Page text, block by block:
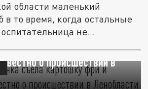
области маленький
в то время, когда остальные
не...
съела картошку фри и
о происшествии в